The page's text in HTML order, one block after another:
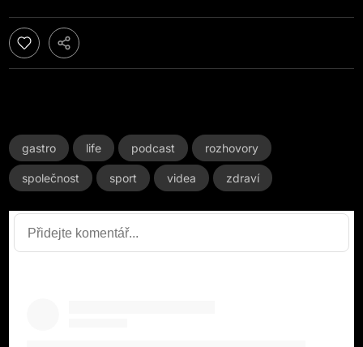
gastro life podcast rozhovory
společnost sport videa zdraví